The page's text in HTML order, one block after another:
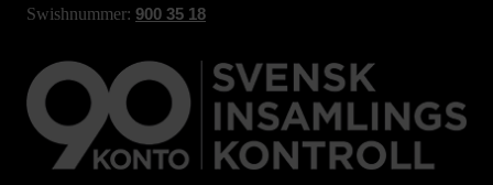
Swishnummer: 900 35 18